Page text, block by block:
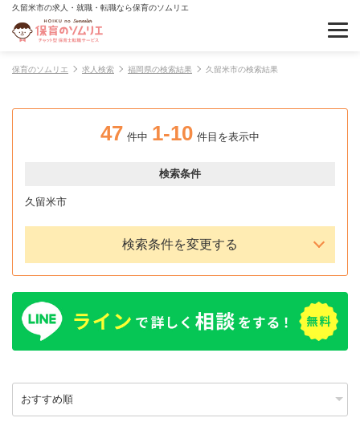
久留米市の求人・就職・転職なら保育のソムリエ
保育のソムリエ 求人検索 福岡県の検索結果 久留米市の検索結果
47 件中 1-10 件目を表示中
検索条件
久留米市
検索条件を変更する